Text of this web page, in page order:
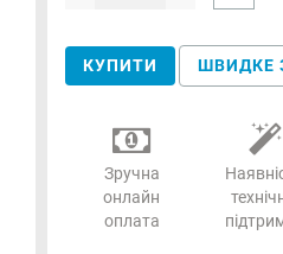
КУПИТИ ШВИДКЕ
Зручна
онлайн
оплата